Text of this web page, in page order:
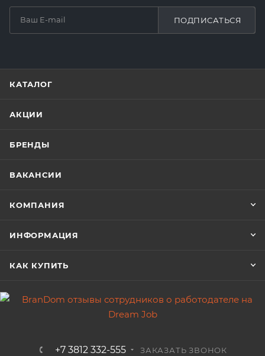
ПОДПИСАТЬСЯ
КАТАЛОГ
АКЦИИ
БРЕНДЫ
ВАКАНСИИ
КОМПАНИЯ
ИНФОРМАЦИЯ
КАК КУПИТЬ
+7 3812 332-555 ЗАКАЗАТЬ ЗВОНОК